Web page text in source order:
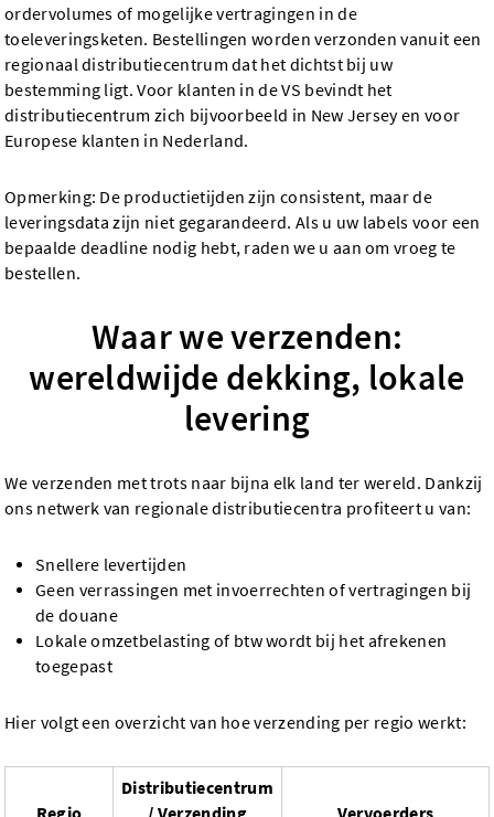
ordervolumes of mogelijke vertragingen in de
toeleveringsketen. Bestellingen worden verzonden vanuit een
regionaal distributiecentrum dat het dichtst bij uw
bestemming ligt. Voor klanten in de VS bevindt het
distributiecentrum zich bijvoorbeeld in New Jersey en voor
Europese klanten in Nederland.
Opmerking: De productietijden zijn consistent, maar de
leveringsdata zijn niet gegarandeerd. Als u uw labels voor een
bepaalde deadline nodig hebt, raden we u aan om vroeg te
bestellen.
Waar we verzenden:
wereldwijde dekking, lokale
levering
We verzenden met trots naar bijna elk land ter wereld. Dankzij
ons netwerk van regionale distributiecentra profiteert u van:
Snellere levertijden
Geen verrassingen met invoerrechten of vertragingen bij
de douane
Lokale omzetbelasting of btw wordt bij het afrekenen
toegepast
Hier volgt een overzicht van hoe verzending per regio werkt:
Distributiecentrum